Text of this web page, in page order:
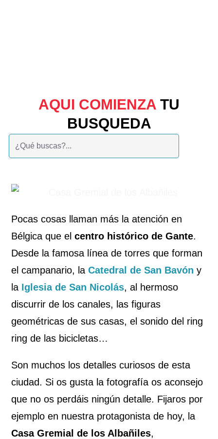
AQUI COMIENZA TU
BUSQUEDA
Buscar:
Pocas cosas llaman más la atención en
Bélgica que elcentro histórico de Gante.
Desde la famosa línea de torres que forman
el campanario, laCatedral de San Bavón y
la Iglesia de San Nicolás, al hermoso
discurrir de los canales, las figuras
geométricas de sus casas, el sonido del ring
ring de las bicicletas…
Son muchos los detalles curiosos de esta
ciudad. Si os gusta la fotografía os aconsejo
que no os perdáis ningún detalle. Fijaros por
ejemplo en nuestra protagonista de hoy, la
Casa Gremial de los Albañiles,